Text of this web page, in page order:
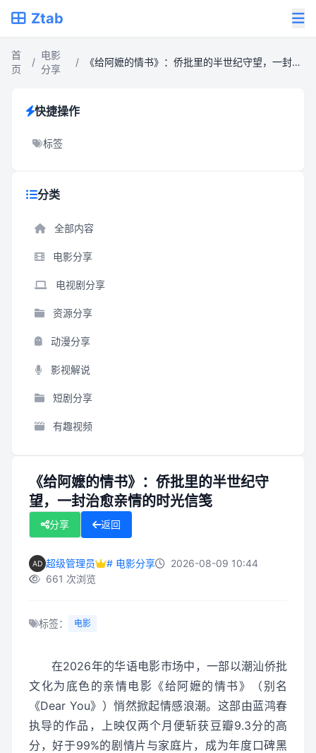
Ztab
首
页
/
电影
分享
/ 《给阿嬷的情书》：侨批里的半世纪守望，一封治愈亲情的时光信笺
快捷操作
标签
分类
全部内容
电影分享
电视剧分享
资源分享
动漫分享
影视解说
短剧分享
有趣视频
《给阿嬷的情书》：侨批里的半世纪守
望，一封治愈亲情的时光信笺
分享 返回
超级管理员 # 电影分享
2026-08-09 10:44
661 次浏览
标签： 电影
在2026年的华语电影市场中，一部以潮汕侨批
文化为底色的亲情电影《给阿嬷的情书》（别名
《Dear You》）悄然掀起情感浪潮。这部由蓝鸿春
执导的作品，上映仅两个月便斩获豆瓣9.3分的高
分，好于99%的剧情片与家庭片，成为年度口碑黑